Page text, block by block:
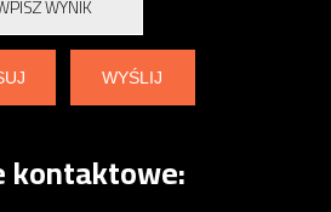
kontaktowe: